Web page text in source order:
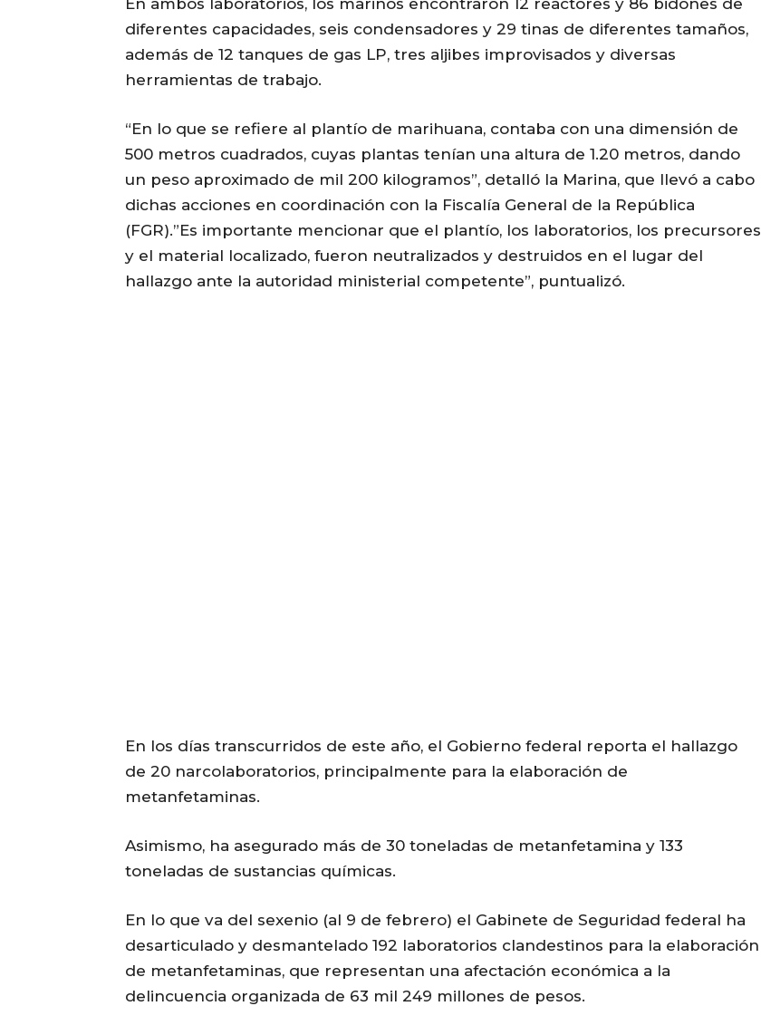
diferentes capacidades, seis condensadores y 29 tinas de diferentes tamaños,
además de 12 tanques de gas LP, tres aljibes improvisados y diversas
herramientas de trabajo.
“En lo que se refiere al plantío de marihuana, contaba con una dimensión de
500 metros cuadrados, cuyas plantas tenían una altura de 1.20 metros, dando
un peso aproximado de mil 200 kilogramos”, detalló la Marina, que llevó a cabo
dichas acciones en coordinación con la Fiscalía General de la República
(FGR).”Es importante mencionar que el plantío, los laboratorios, los precursores
y el material localizado, fueron neutralizados y destruidos en el lugar del
hallazgo ante la autoridad ministerial competente”, puntualizó.
En los días transcurridos de este año, el Gobierno federal reporta el hallazgo
de 20 narcolaboratorios, principalmente para la elaboración de
metanfetaminas.
Asimismo, ha asegurado más de 30 toneladas de metanfetamina y 133
toneladas de sustancias químicas.
En lo que va del sexenio (al 9 de febrero) el Gabinete de Seguridad federal ha
desarticulado y desmantelado 192 laboratorios clandestinos para la elaboración
de metanfetaminas, que representan una afectación económica a la
delincuencia organizada de 63 mil 249 millones de pesos.